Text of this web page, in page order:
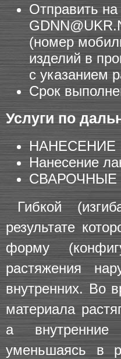
Отправить
(номер
изделий в
с указанием
Срок
Услуги по
НАНЕСЕНИЕ
Нанесение
СВАРОЧНЫЕ
Гибкой
результате
форму
растяжения
внутренних. Во
материала
а внутренние
уменьшаясь в